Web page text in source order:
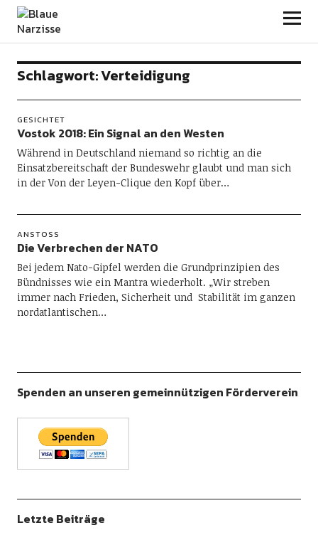
Blaue Narzisse
Schlagwort:Verteidigung
GESICHTET
Vostok 2018: Ein Signal an den Westen
Während in Deutschland niemand so richtig an die
Einsatzbereitschaft der Bundeswehr glaubt und man sich
in der Von der Leyen-Clique den Kopf über…
ANSTOSS
Die Verbrechen der NATO
Bei jedem Nato-Gipfel werden die Grundprinzipien des
Bündnisses wie ein Mantra wiederholt. „Wir streben
immer nach Frieden, Sicherheit und Stabilität im ganzen
nordatlantischen…
Spenden an unseren gemeinnützigen Förderverein
Letzte Beiträge